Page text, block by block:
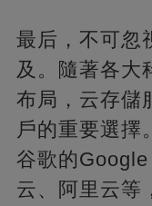
最后，不可忽
及。隨著各大
布局，云存儲
戶的重要選擇
谷歌的
云、阿里云等